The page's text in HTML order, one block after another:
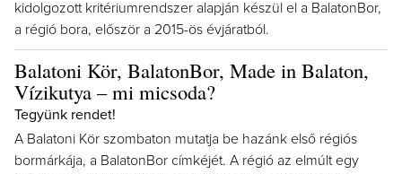
kidolgozott kritériumrendszer alapján készül el a BalatonBor,
a régió bora, először a 2015-ös évjáratból.
Balatoni Kör, BalatonBor, Made in Balaton,
Vízikutya – mi micsoda?
Tegyünk rendet!
A Balatoni Kör szombaton mutatja be hazánk első régiós
bormárkája, a BalatonBor címkéjét. A régió az elmúlt egy